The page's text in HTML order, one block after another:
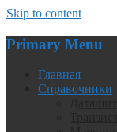
Skip to content
Primary Menu
Главная
Справочники